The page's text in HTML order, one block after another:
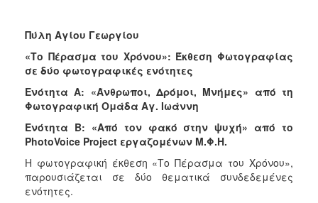
Πύλη Αγίου Γεωργίου
«Το Πέρασμα του Χρόνου»: Έκθεση Φωτογραφίας
σε δύο φωτογραφικές ενότητες
Ενότητα Α: «Άνθρωποι, Δρόμοι, Μνήμες» από τη
Φωτογραφική Ομάδα Αγ. Ιωάννη
Ενότητα Β: «Από τον φακό στην ψυχή» από το
PhotoVoice Project εργαζομένων Μ.Φ.Η.
Η φωτογραφική έκθεση «Το Πέρασμα του Χρόνου»,
παρουσιάζεται σε δύο θεματικά συνδεδεμένες
ενότητες.